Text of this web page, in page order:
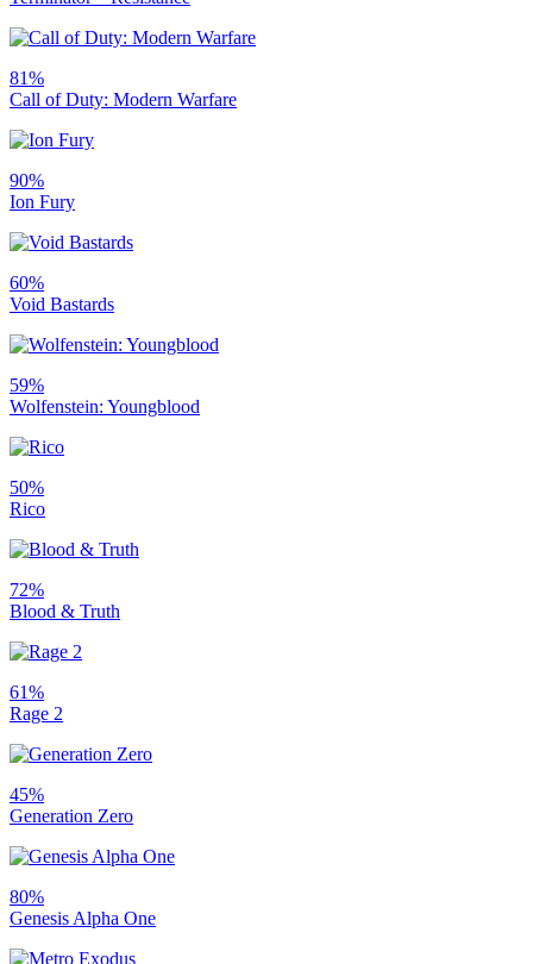
81%
Call of Duty: Modern Warfare
90%
Ion Fury
60%
Void Bastards
59%
Wolfenstein: Youngblood
50%
Rico
72%
Blood & Truth
61%
Rage 2
45%
Generation Zero
80%
Genesis Alpha One